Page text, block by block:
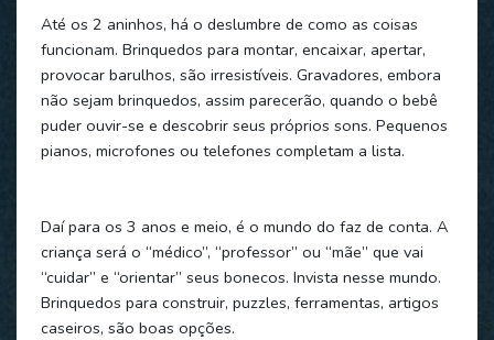
Até os 2 aninhos, há o deslumbre de como as coisas
funcionam. Brinquedos para montar, encaixar, apertar,
provocar barulhos, são irresistíveis. Gravadores, embora
não sejam brinquedos, assim parecerão, quando o bebê
puder ouvir-se e descobrir seus próprios sons. Pequenos
pianos, microfones ou telefones completam a lista.
Daí para os 3 anos e meio, é o mundo do faz de conta. A
criança será o “médico”, “professor” ou “mãe” que vai
“cuidar” e “orientar” seus bonecos. Invista nesse mundo.
Brinquedos para construir, puzzles, ferramentas, artigos
caseiros, são boas opções.